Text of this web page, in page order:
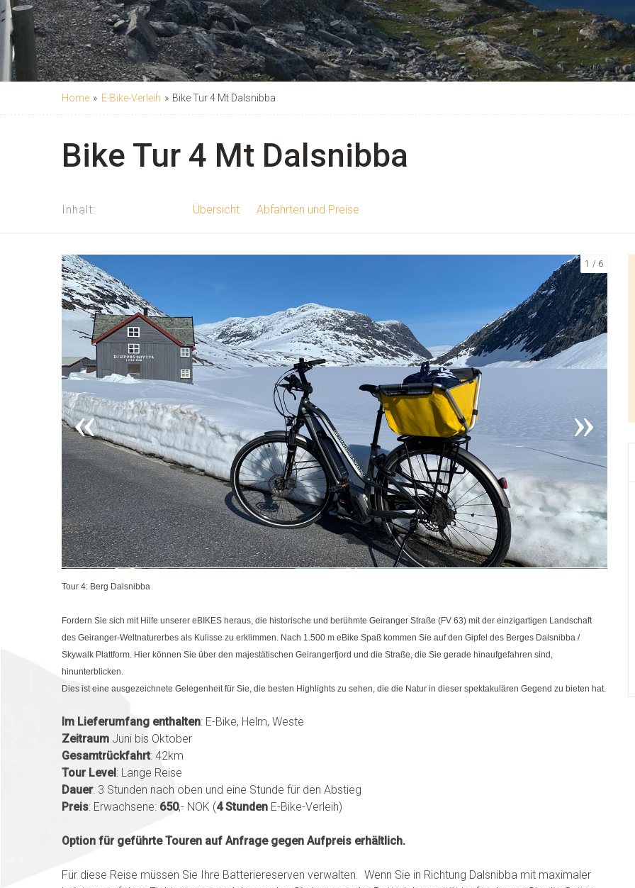
Home » E-Bike-Verleih » Bike Tur 4 Mt Dalsnibba
Bike Tur 4 Mt Dalsnibba
Inhalt Übersicht Abfahrten und Preise
1 6
Tour 4: Berg Dalsnibba
Fordern Sie sich mit Hilfe unserer eBIKES heraus, die historische und berühmte Geiranger Straße (FV 63) mit der einzigartigen Landschaft
des Geiranger-Weltnaturerbes als Kulisse zu erklimmen. Nach 1.500 m eBike Spaß kommen Sie auf den Gipfel des Berges Dalsnibba /
Skywalk Plattform. Hier können Sie über den majestätischen Geirangerfjord und die Straße, die Sie gerade hinaufgefahren sind,
hinunterblicken.
Dies ist eine ausgezeichnete Gelegenheit für Sie, die besten Highlights zu sehen, die die Natur in dieser spektakulären Gegend zu bieten hat.
Im Lieferumfang enthalten: E-Bike, Helm, Weste
Zeitraum Juni bis Oktober
Gesamtrückfahrt: 42km
Tour Level: Lange Reise
Dauer: 3 Stunden nach oben und eine Stunde für den Abstieg
Preis: Erwachsene: 650,- NOK (4 Stunden E-Bike-Verleih)
Option für geführte Touren auf Anfrage gegen Aufpreis erhältlich.
Für diese Reise müssen Sie Ihre Batteriereserven verwalten. Wenn Sie in Richtung Dalsnibba mit maximaler